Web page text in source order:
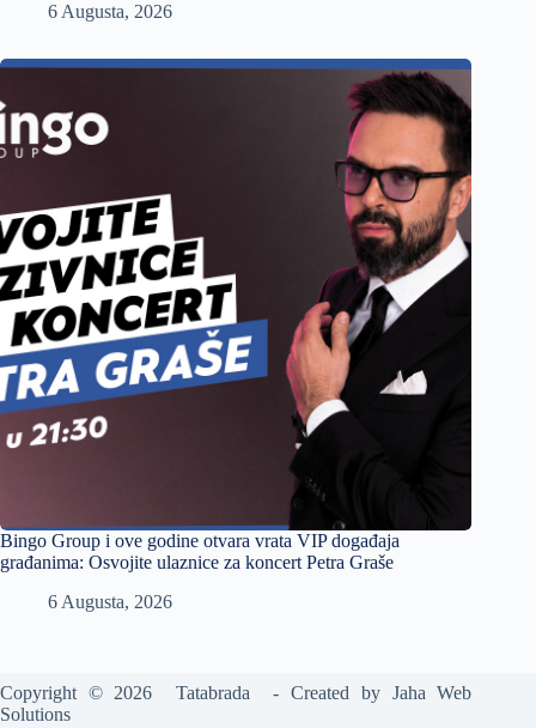
6 Augusta, 2026
Bingo Group i ove godine otvara vrata VIP događaja
građanima: Osvojite ulaznice za koncert Petra Graše
6 Augusta, 2026
Copyright © 2026 Tatabrada - Created by Jaha Web
Solutions